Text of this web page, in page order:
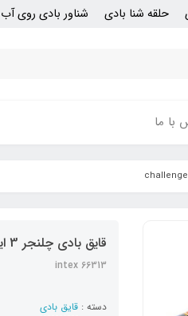
حلقه شنا بادی شناور بادی روی آب
با ما
قایق بادی چلنجر 3 اینتکس مدل challenger TM 66313
intex 66313
دسته : قایق بادی